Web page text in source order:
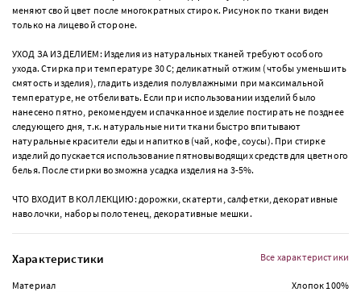
меняют свой цвет после многократных стирок. Рисунок по ткани виден
только на лицевой стороне.
УХОД ЗА ИЗДЕЛИЕМ: Изделия из натуральных тканей требуют особого
ухода. Стирка при температуре 30 С; деликатный отжим (чтобы уменьшить
смятость изделия), гладить изделия полувлажными при максимальной
температуре, не отбеливать. Если при использовании изделий было
нанесено пятно, рекомендуем испачканное изделие постирать не позднее
следующего дня, т.к. натуральные нити ткани быстро впитывают
натуральные красители еды и напитков (чай, кофе, соусы). При стирке
изделий допускается использование пятновыводящих средств для цветного
белья. После стирки возможна усадка изделия на 3-5%.
ЧТО ВХОДИТ В КОЛЛЕКЦИЮ: дорожки, скатерти, салфетки, декоративные
наволочки, наборы полотенец, декоративные мешки.
Характеристики
Материал
Хлопок 100%
Все характеристики